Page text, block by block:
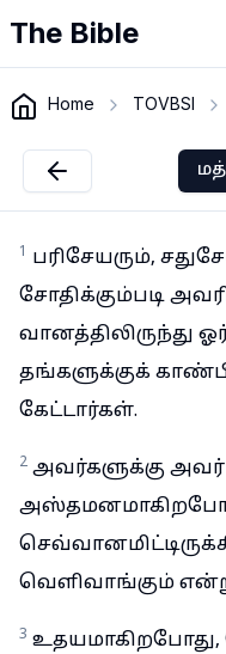
The Bible
Home TOVBSI
1 பரிசேயரும்,
சோதிக்கும்படி
வானத்திலிருந்து
தங்களுக்குக்
கேட்டார்கள்.
2 அவர்களுக்கு அவர்
வெளிவாங்கும்
3